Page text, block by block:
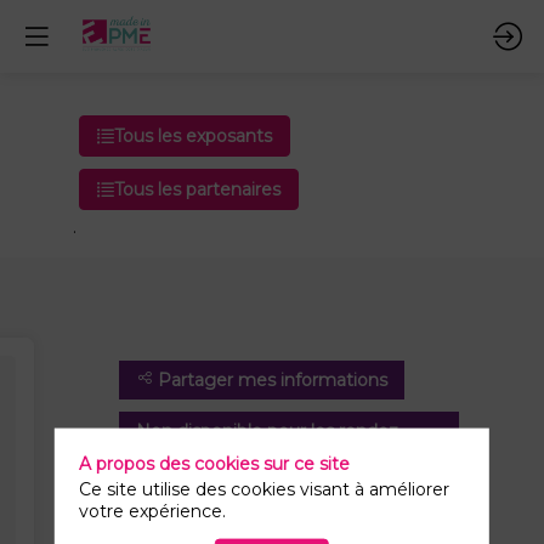
Tous les exposants
Tous les partenaires
.
Partager mes informations
Non disponible pour les rendez-
vous
A propos des cookies sur ce site
Ce site utilise des cookies visant à améliorer
votre expérience.